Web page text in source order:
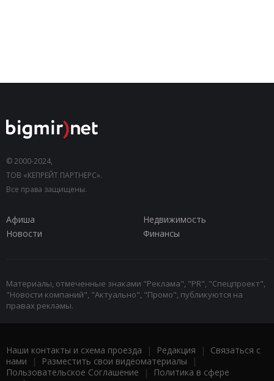
© 2000-2024,
ТОВ «КЕПРЕЙТ ПАРТНЕРС».
Все права защищены.
Афиша
Недвижимость
Новости
Финансы
Материалы, отмеченные знаками "Реклама", "PR", "Спецпроект",
"Новости компаний", "Актуально", "Промо", публикуются на
правах рекламы.
Наши контакты и схема проезда | Редакция | Связаться с
нами | Разместить свои видеоматериалы |
Пользовательское Соглашение |
Политика в сфере